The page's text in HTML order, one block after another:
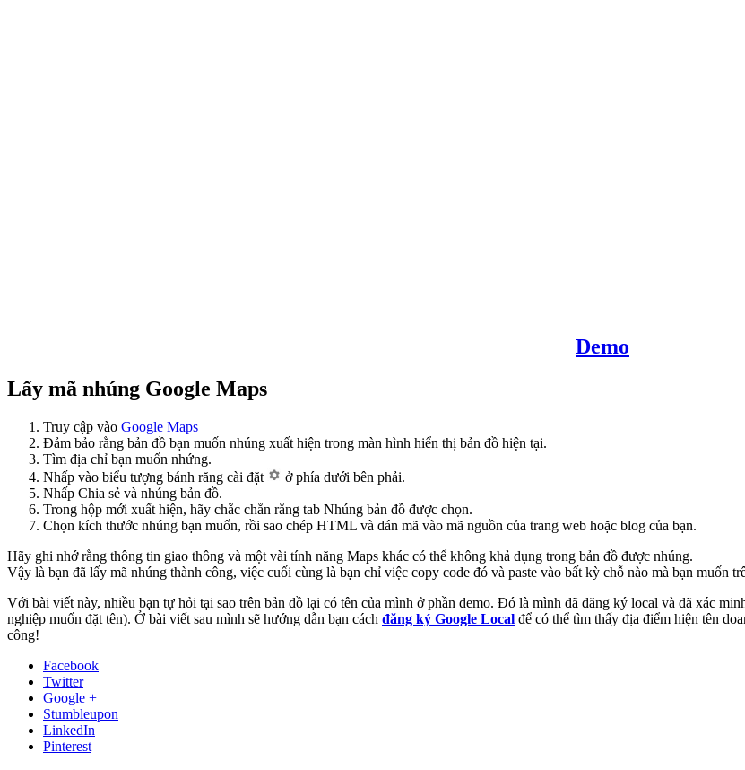
Demo
Lấy mã nhúng Google Maps
Truy cập vào Google Maps
Đảm bảo rằng bản đồ bạn muốn nhúng xuất hiện trong màn hình hiển thị bản đồ hiện tại.
Tìm địa chỉ bạn muốn nhứng.
Nhấp vào biểu tượng bánh răng cài đặt
ở phía dưới bên phải.
Nhấp Chia sẻ và nhúng bản đồ.
Trong hộp mới xuất hiện, hãy chắc chắn rằng tab Nhúng bản đồ được chọn.
Chọn kích thước nhúng bạn muốn, rồi sao chép HTML và dán mã vào mã nguồn của trang web hoặc blog của bạn.
Hãy ghi nhớ rằng thông tin giao thông và một vài tính năng Maps khác có thể không khả dụng trong bản đồ được nhúng.
Vậy là bạn đã lấy mã nhúng thành công, việc cuối cùng là bạn chỉ việc copy code đó và paste vào bất kỳ chỗ nào mà bạn muốn
Với bài viết này, nhiều bạn tự hỏi tại sao trên bản đồ lại có tên của mình ở phần demo. Đó là mình đã đăng ký local và đã xác
nghiệp muốn đặt tên). Ở bài viết sau mình sẽ hướng dẫn bạn cách đăng ký Google Local để có thể tìm thấy địa điểm hiện tên
công!
Facebook
Twitter
Google +
Stumbleupon
LinkedIn
Pinterest